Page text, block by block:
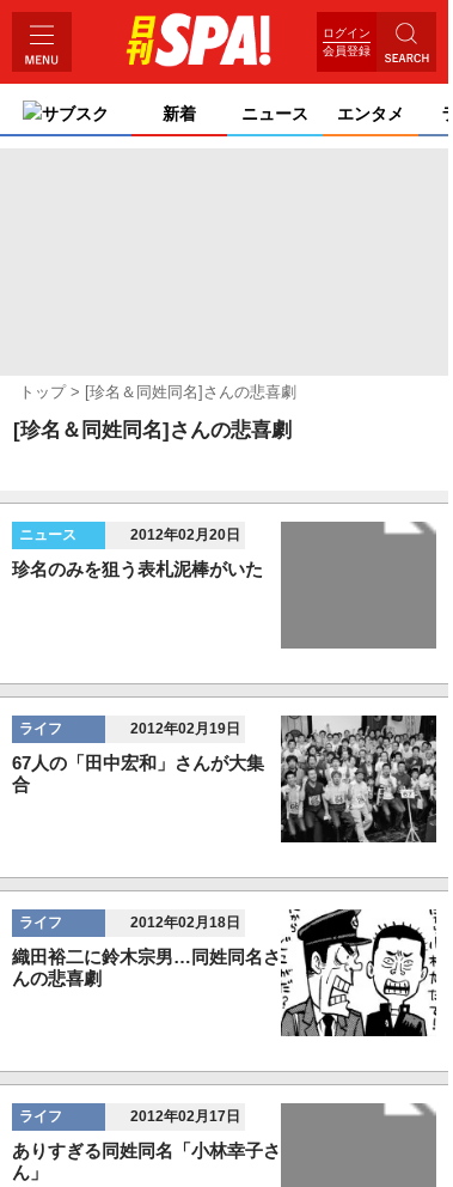
ログイン
会員登録
サブスク 新着 ニュース エンタメ
トップ [珍名＆同姓同名]さんの悲喜劇
[珍名＆同姓同名]さんの悲喜劇
ニュース 2012年02月20日
珍名のみを狙う表札泥棒がいた
ライフ 2012年02月19日
67人の「田中宏和」さんが大集
合
ライフ 2012年02月18日
織田裕二に鈴木宗男…同姓同名さ
んの悲喜劇
ライフ 2012年02月17日
ありすぎる同姓同名「小林幸子さ
ん」